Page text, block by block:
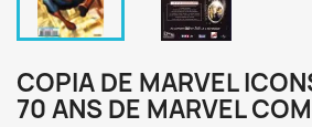
COPIA DE MARVEL
70 ANS DE MARVEL